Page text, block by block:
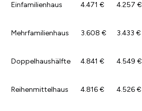
Einfamilienhaus 4.471 € 4.257 €
Mehrfamilienhaus 3.608 € 3.433 €
Doppelhaushälfte 4.841 € 4.549 €
Reihenmittelhaus 4.816 € 4.526 €